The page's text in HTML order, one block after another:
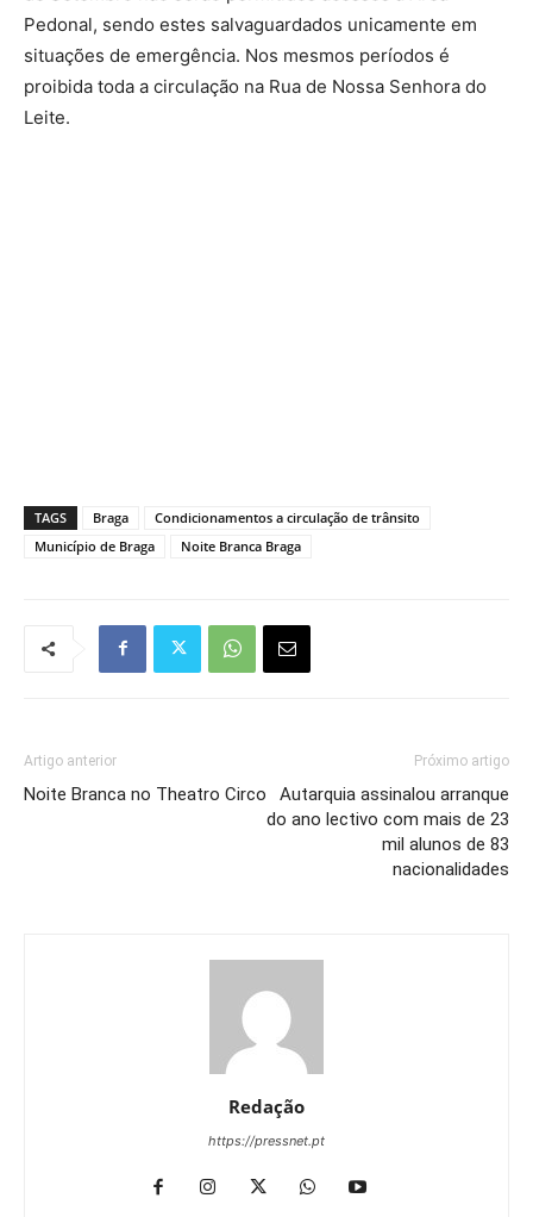
Pedonal, sendo estes salvaguardados unicamente em
situações de emergência. Nos mesmos períodos é
proibida toda a circulação na Rua de Nossa Senhora do
Leite.
TAGS Braga
Condicionamentos a circulação de trânsito
Município de Braga
Noite Branca Braga
Artigo anterior
Noite Branca no Theatro Circo
Próximo artigo
Autarquia assinalou arranque
do ano lectivo com mais de 23
mil alunos de 83
nacionalidades
Redação
https://pressnet.pt